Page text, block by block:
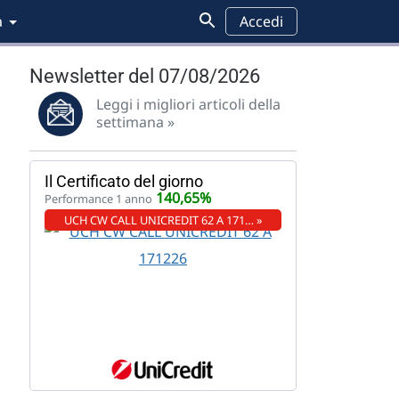
Accedi
Newsletter del 07/08/2026
Leggi i migliori articoli della
settimana »
Il Certificato del giorno
Performance 1 anno 140,65%
UCH CW CALL UNICREDIT 62 A 171… »